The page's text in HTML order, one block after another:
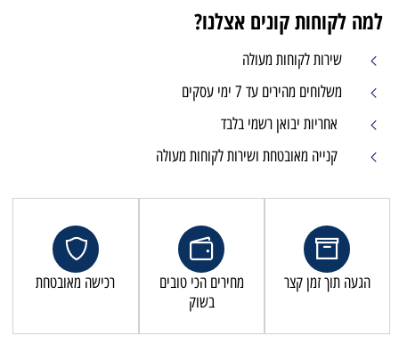
למה לקוחות קונים אצלנו?
שירות לקוחות מעולה
משלוחים מהירים עד 7 ימי עסקים
אחריות יבואן רשמי בלבד
קנייה מאובטחת ושירות לקוחות מעולה
הגעה תוך זמן קצר
מחירים הכי טובים
בשוק
רכישה מאובטחת